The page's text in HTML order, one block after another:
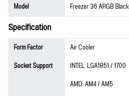
Model
Freezer 36 ARGB Black
Specification
Form Factor
Air Cooler
Socket Support
INTEL: LGA1851 / 1700
AMD: AM4 / AM5